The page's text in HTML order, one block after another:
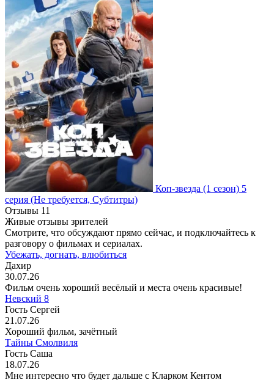
Коп-звезда (1 сезон) 5
серия (Не требуется, Субтитры)
Отзывы 11
Живые отзывы зрителей
Смотрите, что обсуждают прямо сейчас, и подключайтесь к
разговору о фильмах и сериалах.
Убежать, догнать, влюбиться
Дахир
30.07.26
Фильм очень хороший весёлый и места очень красивые!
Невский 8
Гость Сергей
21.07.26
Хороший фильм, зачётный
Тайны Смолвиля
Гость Саша
18.07.26
Мне интересно что будет дальше с Кларком Кентом